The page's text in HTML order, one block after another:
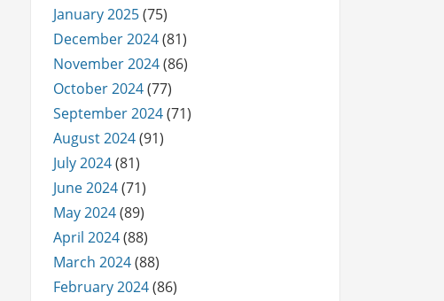
January 2025(75)
December 2024(81)
November 2024(86)
October 2024(77)
September 2024(71)
August 2024(91)
July 2024(81)
June 2024(71)
May 2024(89)
April 2024(88)
March 2024(88)
February 2024(86)